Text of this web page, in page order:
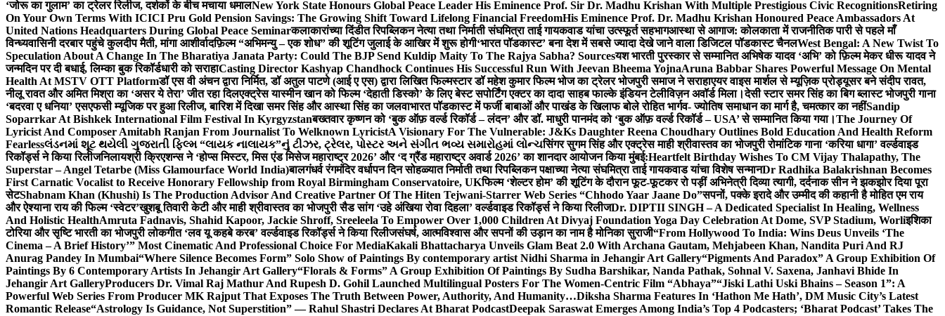
‘जोरू का गुलाम’ का ट्रेलर रिलीज, दर्शकों के बीच मचाया धमालNew York State Honours Global Peace Leader His Eminence Prof. Sir Dr. Madhu Krishan With Multiple Prestigious Civic RecognitionsRetiring
On Your Own Terms With ICICI Pru Gold Pension Savings: The Growing Shift Toward Lifelong Financial FreedomHis Eminence Prof. Dr. Madhu Krishan Honoured Peace Ambassadors At
United Nations Headquarters During Global Peace Seminarकलाकारांच्या दिंडीत रिपब्लिकन नेत्या तथा निर्माती संघमित्रा ताई गायकवाड यांचा उत्स्फूर्त सहभागआस्था से आगाज: कोलकाता में राजनीतिक पारी से पहले माँ
विन्ध्यवासिनी दरबार पहुंचे कुलदीप मैती, मांगा आशीर्वादफ़िल्म “अभिमन्यु – एक शोध” की शूटिंग जुलाई के आखिर में शुरू होगी‘भारत पॉडकास्ट’ बना देश में सबसे ज्यादा देखे जाने वाला डिजिटल पॉडकास्ट चैनलWest Bengal: A New Twist To
Speculation About A Change In The Bharatiya Janata Party: Could The BJP Send Kuldip Maity To The Rajya Sabha? Sourcesयश भारती पुरस्कार से सम्मानित अभिषेक यादव ‘अभि’ को फ़िल्म मेकर धीरू यादव ने
जन्मदिन पर दी बधाई, लिम्का बुक रिकॉर्डधारी को सराहाCasting Director Kashyap Chandhock Continues His Successful Run With Jeevan Bheema YojnaAruna Babbar Shares Powerful Message On Mental
Health At MSTV OTT Platformडॉ एस वी अंचन द्वारा निर्मित, डॉ अतुल पाटणे (आई ए एस) द्वारा लिखित फिल्मस्टार डॉ महेश कुमार फिल्म भोज का ट्रेलर भोजपुरी समाज ने सराहाएयर वाइस मार्शल से म्यूज़िक प्रोड्यूसर बने संदीप रावत,
नीलू रावत और अमित मिश्रा का ‘असर ये तेरा’ जीत रहा दिलएक्ट्रेस यास्मीन खान को फिल्म ‘देहाती डिस्को’ के लिए बेस्ट सपोर्टिंग एक्टर का दादा साहब फाल्के इंडियन टेलीविज़न अवॉर्ड मिला।देसी स्टार समर सिंह का बिग ब्लास्ट भोजपुरी गाना
‘बदरवा ए धनिया’ एसएफसी म्यूजिक पर हुआ रिलीज, बारिश में दिखा समर सिंह और आस्था सिंह का जलवाभारत पॉडकास्ट में फर्जी बाबाओं और पाखंड के खिलाफ बोले रोहित भार्गव- ज्योतिष समाधान का मार्ग है, चमत्कार का नहींSandip
Soparrkar At Bishkek International Film Festival In Kyrgyzstanबख्तवार कृष्णन को ‘बुक ऑफ़ वर्ल्ड रिकॉर्ड – लंदन’ और डॉ. माधुरी पानमंद को ‘बुक ऑफ़ वर्ल्ड रिकॉर्ड – USA’ से सम्मानित किया गया।The Journey Of
Lyricist And Composer Amitabh Ranjan From Journalist To Welknown LyricistA Visionary For The Vulnerable: J&Ks Daughter Reena Choudhary Outlines Bold Education And Health Reform
Fearlessલંડનમાં શૂટ થયેલી ગુજરાતી ફિલ્મ “લાયક નાલાયક”નું ટીઝર, ટ્રેલર, પોસ્ટર અને સંગીત ભવ્ય સમારોહમાં લોન્ચसिंगर सुगम सिंह और एक्ट्रेस माही श्रीवास्तव का भोजपुरी रोमांटिक गाना ‘करिया धागा’ वर्ल्डवाइड
रिकॉर्ड्स ने किया रिलीजनिलायश्री क्रिएशन्स ने ‘होप्स मिस्टर, मिस एंड मिसेज महाराष्ट्र 2026’ और ‘द ग्रैंड महाराष्ट्र अवार्ड 2026’ का शानदार आयोजन किया मुंबई:Heartfelt Birthday Wishes To CM Vijay Thalapathy, The
Superstar – Angel Tetarbe (Miss Glamourface World India)बालगंधर्व रंगमंदिर वर्धापन दिन सोहळ्यात निर्माती तथा रिपब्लिकन पक्षाच्या नेत्या संघमित्रा ताई गायकवाड यांचा विशेष सन्मानDr Radhika Balakrishnan Becomes
First Carnatic Vocalist to Receive Honorary Fellowship from Royal Birmingham Conservatoire, UKफिल्म ‘शेल्टर होम’ की शूटिंग के दौरान फूट-फूटकर रो पड़ीं अभिनेत्री दिव्या त्यागी, दर्दनाक सीन ने झकझोर दिया पूरा
सेटShabnam Khan (Khushi) Is The Production Advisor And Creative Partner Of The Hiten Tejwani-Starrer Web Series “Chhodo Yaar Jaane Do”सपनों, पक्के इरादे और उम्मीद की कहानी है मोहित एम राय
और ऐश्याना राय की फिल्म ‘स्वेटर’खुशबू तिवारी केटी और माही श्रीवास्तव का भोजपुरी सैड सांग ‘उहे अंखिया रोवा दिहला’ वर्ल्डवाइड रिकॉर्ड्स ने किया रिलीजDr. DIPTII SINGH – A Dedicated Specialist In Healing, Wellness
And Holistic HealthAmruta Fadnavis, Shahid Kapoor, Jackie Shroff, Sreeleela To Empower Over 1,000 Children At Divyaj Foundation Yoga Day Celebration At Dome, SVP Stadium, Worliइशिका
टोरिया और सृष्टि भारती का भोजपुरी लोकगीत ‘लव यू कहबे करब’ वर्ल्डवाइड रिकॉर्ड्स ने किया रिलीजसंघर्ष, आत्मविश्वास और सपनों की उड़ान का नाम है मोनिका सुराजी“From Hollywood To India: Wins Deus Unveils ‘The
Cinema – A Brief History’” Most Cinematic And Professional Choice For MediaKakali Bhattacharya Unveils Glam Beat 2.0 With Archana Gautam, Mehjabeen Khan, Nandita Puri And RJ
Anurag Pandey In Mumbai“Where Silence Becomes Form” Solo Show of Paintings By contemporary artist Nidhi Sharma in Jehangir Art Gallery“Pigments And Paradox” A Group Exhibition Of
Paintings By 6 Contemporary Artists In Jehangir Art Gallery“Florals & Forms” A Group Exhibition Of Paintings By Sudha Barshikar, Nanda Pathak, Sohnal V. Saxena, Janhavi Bhide In
Jehangir Art GalleryProducers Dr. Vimal Raj Mathur And Rupesh D. Gohil Launched Multilingual Posters For The Women-Centric Film “Abhaya”“Jiski Lathi Uski Bhains – Season 1”: A
Powerful Web Series From Producer MK Rajput That Exposes The Truth Between Power, Authority, And Humanity…Diksha Sharma Features In ‘Hathon Me Hath’, DM Music City’s Latest
Romantic Release“Astrology Is Guidance, Not Superstition” — Rahul Shastri Declares At Bharat PodcastDeepak Saraswat Emerges Among India’s Top 4 Podcasters; ‘Bharat Podcast’ Takes The